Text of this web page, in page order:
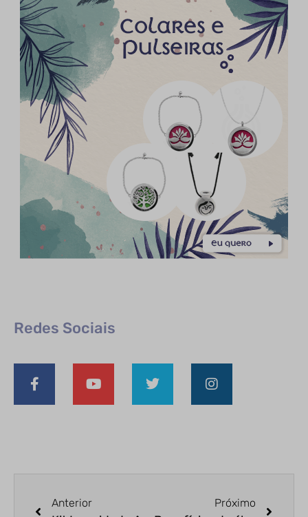
Redes Sociais
Anterior Próximo